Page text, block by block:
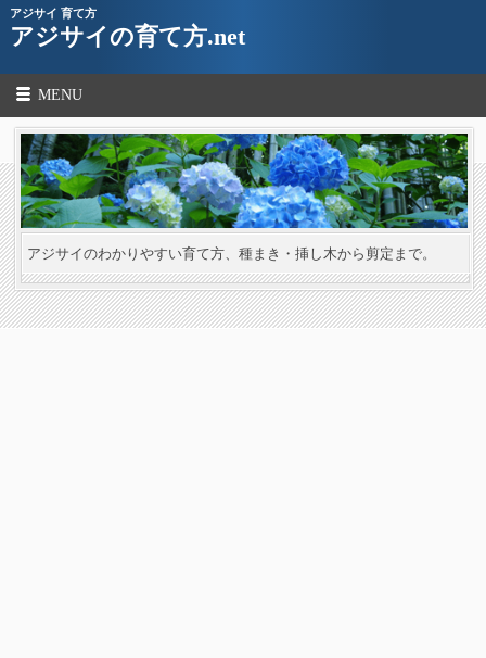
アジサイ 育て方
アジサイの育て方.net
MENU
アジサイのわかりやすい育て方、種まき・挿し木から剪定まで。